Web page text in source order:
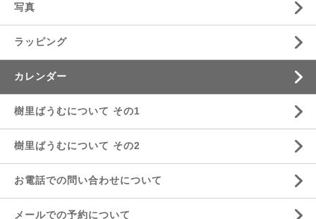
写真
ラッピング
カレンダー
樹里ばうむについて その1
樹里ばうむについて その2
お電話での問い合わせについて
メールでの予約について